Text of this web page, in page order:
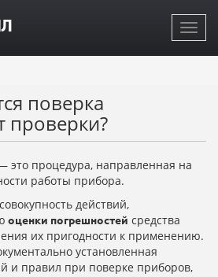
поверка
проверки?
это процедура, направленная на
работы прибора.
действий,
оценки погрешностей средства
их пригодности к применению.
установленная
и правил при поверке приборов,